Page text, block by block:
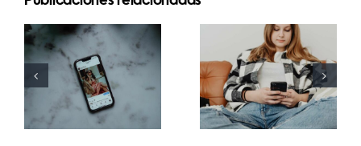
Mejores
prácticas
para usar
encuestas y
preguntas
en historias
de
innovadoras
para
aumentar la
visibilidad
de grupos
de